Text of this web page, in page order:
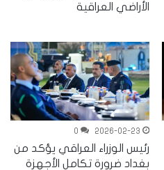
الأراضي العراقية
2026-02-23
0
رئيس الوزراء العراقي يؤكد من
بغداد ضرورة تكامل الأجهزة